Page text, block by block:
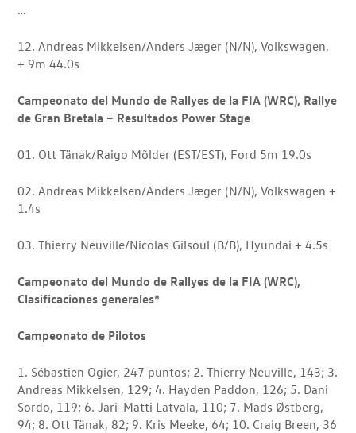
…
12. Andreas Mikkelsen/Anders Jæger (N/N), Volkswagen,
+ 9m 44.0s
Campeonato del Mundo de Rallyes de la FIA (WRC), Rallye
de Gran Bretala – Resultados Power Stage
01. Ott Tänak/Raigo Mõlder (EST/EST), Ford 5m 19.0s
02. Andreas Mikkelsen/Anders Jæger (N/N), Volkswagen +
1.4s
03. Thierry Neuville/Nicolas Gilsoul (B/B), Hyundai + 4.5s
Campeonato del Mundo de Rallyes de la FIA (WRC),
Clasificaciones generales*
Campeonato de Pilotos
1. Sébastien Ogier, 247 puntos; 2. Thierry Neuville, 143; 3.
Andreas Mikkelsen, 129; 4. Hayden Paddon, 126; 5. Dani
Sordo, 119; 6. Jari-Matti Latvala, 110; 7. Mads Østberg,
94; 8. Ott Tänak, 82; 9. Kris Meeke, 64; 10. Craig Breen, 36